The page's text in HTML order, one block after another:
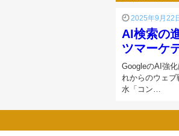
2025年9月22
AI検索の
ツマーケ
GoogleのAI強化
れからのウェ
水「コン…